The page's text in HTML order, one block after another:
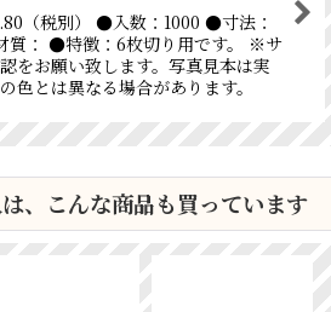
（税別） ●入数：1000 ●寸法：
： ●特徴：6枚切り用です。 ※サ
をお願い致します。写真見本は実
色とは異なる場合があります。
、こんな商品も買っています